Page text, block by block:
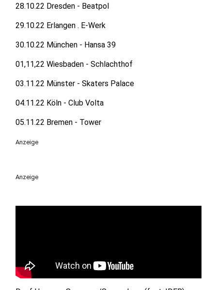
28.10.22 Dresden - Beatpol
29.10.22 Erlangen . E-Werk
30.10.22 München - Hansa 39
01,11,22 Wiesbaden - Schlachthof
03.11.22 Münster - Skaters Palace
04.11.22 Köln - Club Volta
05.11.22 Bremen - Tower
Anzeige
Anzeige